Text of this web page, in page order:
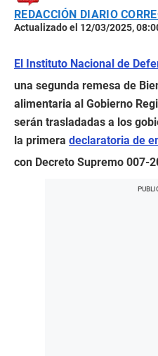
REDACCIÓN DIARIO
Actualizado el 12/03/2025,
El Instituto Nacional de
una segunda remesa de
alimentaria al Gobierno
serán trasladadas a los
la primera declaratoria de
con Decreto Supremo 007-